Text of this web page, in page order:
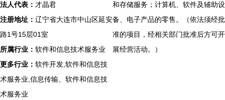
法人代表： 才晶君
注册地址： 辽宁省大连市中山区延安
路1号15层01室
所属行业： 软件和信息技术服务业
更多行业： 软件开发,软件和信息技
术服务业,信息传输、软件和信息技
术服务业
和存储服务；计算机、软件及辅助设
备、电子产品的零售。（依法须经批
准的项目，经相关部门批准后方可开
展经营活动。）